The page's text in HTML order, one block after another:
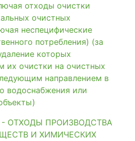
отходы очистки
очистных
неспецифические
потребления) (за
которых
их очистки на очистных
направлением в
водоснабжения или
- ОТХОДЫ ПРОИЗВОДСТВА
И ХИМИЧЕСКИХ